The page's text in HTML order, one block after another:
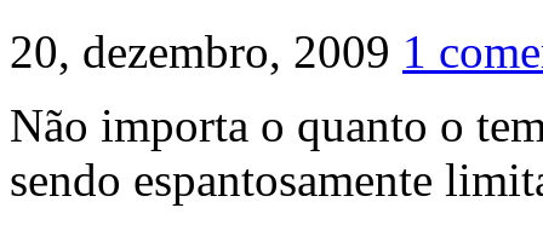
20, dezembro, 2009 1
Não importa o quanto o
sendo espantosamente